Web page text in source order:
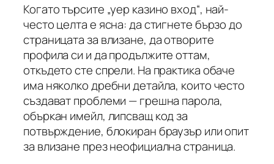
Когато търсите „yep казино вход“, най-
често целта е ясна: да стигнете бързо до
страницата за влизане, да отворите
профила си и да продължите оттам,
откъдето сте спрели. На практика обаче
има няколко дребни детайла, които често
създават проблеми — грешна парола,
объркан имейл, липсващ код за
потвърждение, блокиран браузър или опит
за влизане през неофициална страница.